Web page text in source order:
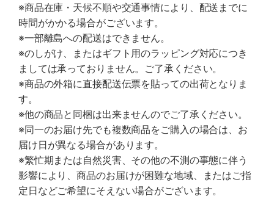
※商品在庫・天候不順や交通事情により、配送までに
時間がかかる場合がございます。
※一部離島への配送はできません。
※のしがけ、またはギフト用のラッピング対応につき
ましては承っておりません。ご了承ください。
※商品の外箱に直接配送伝票を貼っての出荷となりま
す。
※他の商品と同梱は出来ませんのでご了承ください。
※同一のお届け先でも複数商品をご購入の場合は、お
届け日が異なる場合があります。
※繁忙期または自然災害、その他の不測の事態に伴う
影響により、商品のお届けが困難な地域、またはご指
定日などご希望にそえない場合がございます。